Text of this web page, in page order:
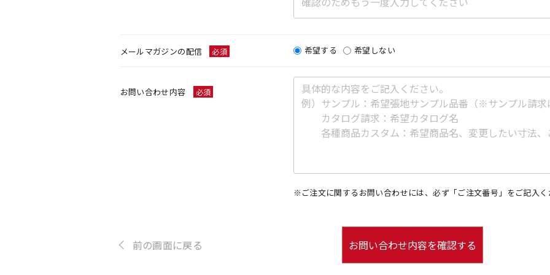
メールマガジンの配信 必須 希望する 希望しない
お問い合わせ内容 必須
※ご注文に関するお問い合わせには、必ず「ご注文番号」をご記入
前の画面に戻る お問い合わせ内容を確認する